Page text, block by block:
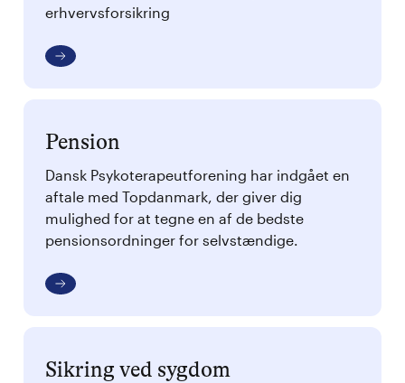
erhvervsforsikring
Pension
Dansk Psykoterapeutforening har indgået en
aftale med Topdanmark, der giver dig
mulighed for at tegne en af de bedste
pensionsordninger for selvstændige.
Sikring ved sygdom